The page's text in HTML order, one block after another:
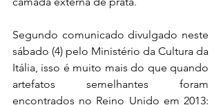
Segundo comunicado divulgado neste
sábado (4) pelo Ministério da Cultura da
Itália, isso é muito mais do que quando
artefatos semelhantes foram
encontrados no Reino Unido em 2013: